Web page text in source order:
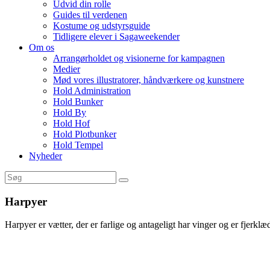
Udvid din rolle
Guides til verdenen
Kostume og udstyrsguide
Tidligere elever i Sagaweekender
Om os
Arrangørholdet og visionerne for kampagnen
Medier
Mød vores illustratorer, håndværkere og kunstnere
Hold Administration
Hold Bunker
Hold By
Hold Hof
Hold Plotbunker
Hold Tempel
Nyheder
Harpyer
Harpyer er vætter, der er farlige og antageligt har vinger og er